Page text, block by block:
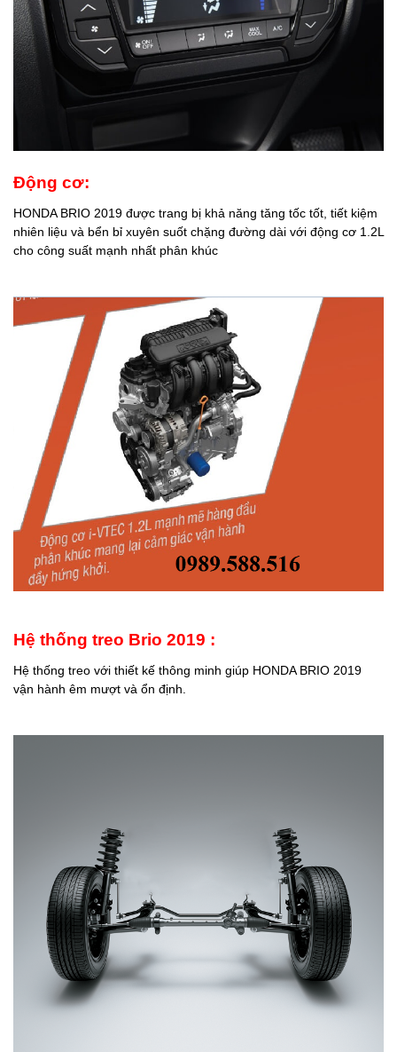
Động cơ:
HONDA BRIO 2019 được trang bị khả năng tăng tốc tốt, tiết kiệm
nhiên liệu và bển bỉ xuyên suốt chặng đường dài với động cơ 1.2L
cho công suất mạnh nhất phân khúc
Hệ thống treo Brio 2019 :
Hệ thống treo với thiết kế thông minh giúp HONDA BRIO 2019
vận hành êm mượt và ổn định.